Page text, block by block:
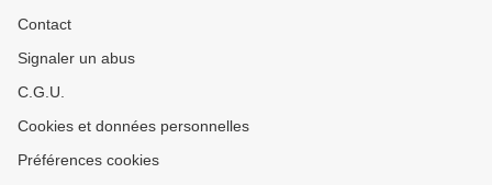
Contact
Signaler un abus
C.G.U.
Cookies et données personnelles
Préférences cookies